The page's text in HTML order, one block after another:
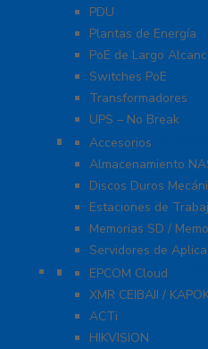
PDU
Plantas de Energía
PoE de Largo
Switches PoE
Transformadores
UPS – No Break
Servidores /
Accesorios
Almacenamiento
Discos Duros
Estaciones de
Memorias SD /
Servidores de
Software CMS /
EPCOM Cloud
XMR CEIBAII /
ACTi
HIKVISION